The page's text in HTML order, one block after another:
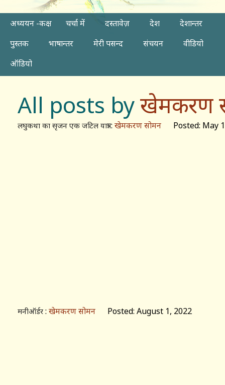
अध्ययन -कक्ष चर्चा में दस्तावेज़ देश
देशान्तर
पुस्तक
भाषान्तर मेरी पसन्द संचयन
वीडियो
ऑडियो
All posts byखेमकरण
लघुकथा का सृजन एक जटिल यात्रा: खेमकरण सोमन Posted: May
मनीऑर्डर : खेमकरण सोमन Posted: August 1, 2022